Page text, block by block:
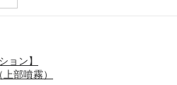
ョン】
部噴霧）